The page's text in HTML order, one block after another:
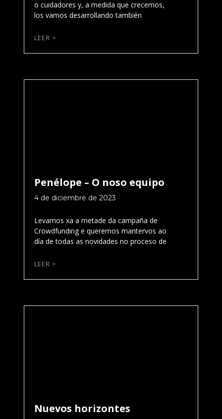
o cuidadores y, a medida que crecemos,
los vamos desarrollando también
LEER >
Penélope – O noso equipo
4 de diciembre de 2023
Levamos xa a metade da campaña de
Crowdfunding e queremos mantervos ao
día de todas as novidades no proceso de
LEER >
Nuevos horizontes